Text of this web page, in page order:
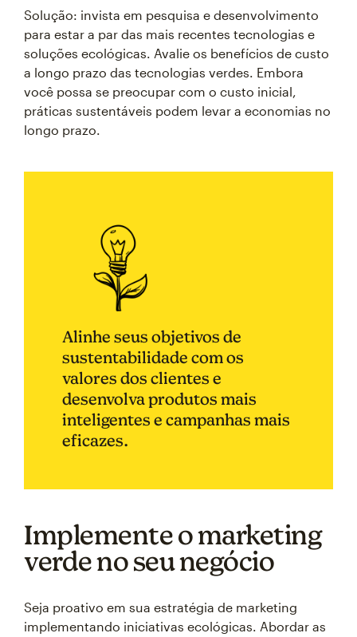
Solução: invista em pesquisa e desenvolvimento
para estar a par das mais recentes tecnologias e
soluções ecológicas. Avalie os benefícios de custo
a longo prazo das tecnologias verdes. Embora
você possa se preocupar com o custo inicial,
práticas sustentáveis podem levar a economias no
longo prazo.
Alinhe seus objetivos de
sustentabilidade com os
valores dos clientes e
desenvolva produtos mais
inteligentes e campanhas mais
eficazes.
Implemente o marketing
verde no seu negócio
Seja proativo em sua estratégia de marketing
implementando iniciativas ecológicas. Abordar as